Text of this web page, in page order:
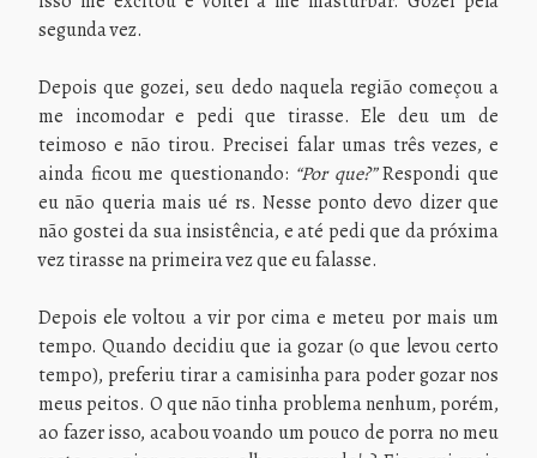
segunda vez.
Depois que gozei, seu dedo naquela região começou a
me incomodar e pedi que tirasse. Ele deu um de
teimoso e não tirou. Precisei falar umas três vezes, e
ainda ficou me questionando: “Por que?”Respondi que
eu não queria mais ué rs. Nesse ponto devo dizer que
não gostei da sua insistência, e até pedi que da próxima
vez tirasse na primeira vez que eu falasse.
Depois ele voltou a vir por cima e meteu por mais um
tempo. Quando decidiu que ia gozar (o que levou certo
tempo), preferiu tirar a camisinha para poder gozar nos
meus peitos. O que não tinha problema nenhum, porém,
ao fazer isso, acabou voando um pouco de porra no meu